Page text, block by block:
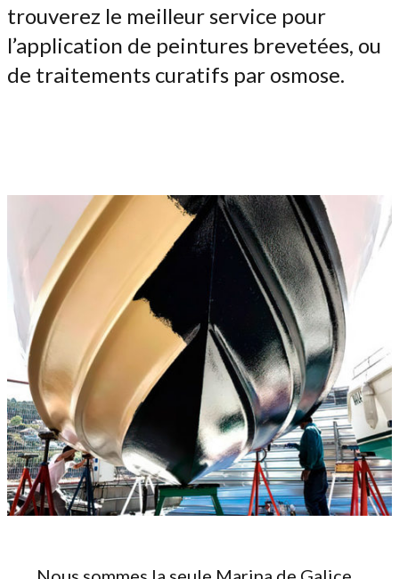
trouverez le meilleur service pour
l’application de peintures brevetées, ou
de traitements curatifs par osmose.